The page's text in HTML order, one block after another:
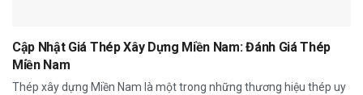
Cập Nhật Giá Thép Xây Dựng Miền Nam: Đánh Giá Thép
Miền Nam
Thép xây dựng Miền Nam là một trong những thương hiệu thép uy